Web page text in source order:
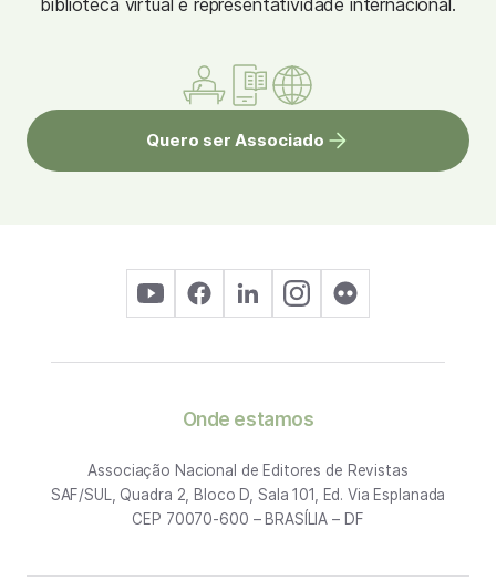
biblioteca virtual e representatividade internacional.
Quero ser Associado
Onde estamos
Associação Nacional de Editores de Revistas
SAF/SUL, Quadra 2, Bloco D, Sala 101, Ed. Via Esplanada
CEP 70070-600 – BRASÍLIA – DF